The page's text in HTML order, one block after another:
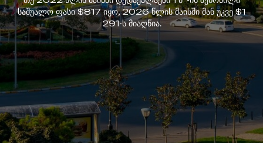
საშუალო ფასი $817 იყო, 2026 წლის მაისში მან უკვე $1
291-ს მიაღწია.